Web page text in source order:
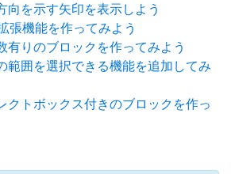
向を示す矢印を表示しよう
張機能を作ってみよう
有りのブロックを作ってみよう
範囲を選択できる機能を追加してみ
クトボックス付きのブロックを作っ